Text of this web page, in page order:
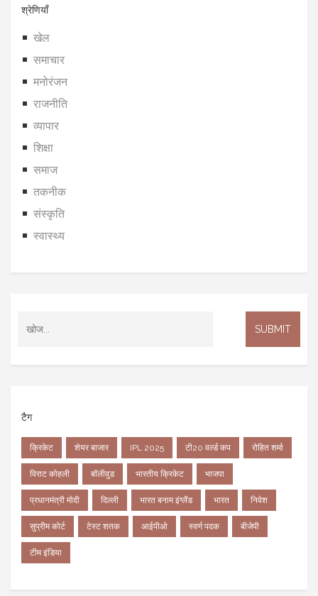
श्रेणियाँ
खेल
समाचार
मनोरंजन
राजनीति
व्यापार
शिक्षा
समाज
तकनीक
संस्कृति
स्वास्थ्य
टैग
क्रिकेट शेयर बाजार IPL 2025 टी20 वर्ल्ड कप रोहित शर्मा
विराट कोहली बॉलीवुड भारतीय क्रिकेट भाजपा
प्रधानमंत्री मोदी दिल्ली भारत बनाम इंग्लैंड भारत निवेश
सुप्रीम कोर्ट टेस्ट शतक आईपीओ स्वर्ण पदक बीजेपी
टीम इंडिया